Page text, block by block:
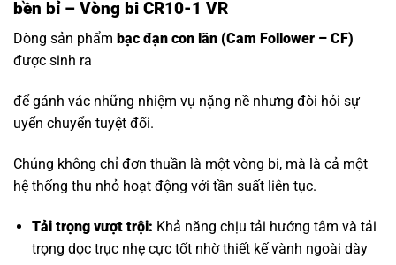
bền bỉ – Vòng bi CR10-1 VR
Dòng sản phẩm bạc đạn con lăn (Cam Follower – CF)
được sinh ra
để gánh vác những nhiệm vụ nặng nề nhưng đòi hỏi sự
uyển chuyển tuyệt đối.
Chúng không chỉ đơn thuần là một vòng bi, mà là cả một
hệ thống thu nhỏ hoạt động với tần suất liên tục.
Tải trọng vượt trội: Khả năng chịu tải hướng tâm và tải
trọng dọc trục nhẹ cực tốt nhờ thiết kế vành ngoài dày